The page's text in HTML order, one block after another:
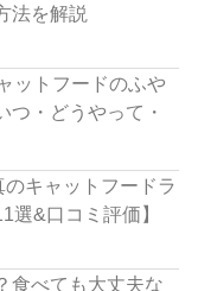
法を解説
ットフードのふや
つ・どうやって・
キャットフードラ
選&口コミ評価】
食べても大丈夫な